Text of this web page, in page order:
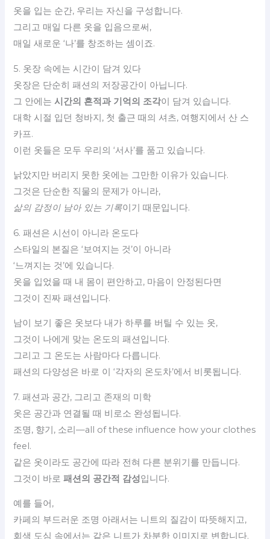
옷을 입는 순간, 우리는 자신을 구성합니다.
그리고 매일 다른 옷을 입음으로써,
매일 새로운 ‘나’를 창조하는 셈이죠.
5. 옷장 속에는 시간이 담겨 있다
옷장은 단순히 패션의 저장공간이 아닙니다.
그 안에는시간의 흔적과 기억의 조각이 담겨 있습니다.
대학 시절 입던 청바지, 첫 출근 때의 셔츠, 여행지에서 산 스
카프.
이런 옷들은 모두 우리의 ‘서사’를 품고 있습니다.
낡았지만 버리지 못한 옷에는 그만한 이유가 있습니다.
그것은 단순한 직물의 문제가 아니라,
삶의 감정이 남아 있는 기록이기 때문입니다.
6. 패션은 시선이 아니라 온도다
스타일의 본질은 ‘보여지는 것’이 아니라
‘느껴지는 것’에 있습니다.
옷을 입었을 때 내 몸이 편안하고, 마음이 안정된다면
그것이 진짜 패션입니다.
남이 보기 좋은 옷보다 내가 하루를 버틸 수 있는 옷,
그것이 나에게 맞는 온도의 패션입니다.
그리고 그 온도는 사람마다 다릅니다.
패션의 다양성은 바로 이 ‘각자의 온도차’에서 비롯됩니다.
7. 패션과 공간, 그리고 존재의 미학
옷은 공간과 연결될 때 비로소 완성됩니다.
조명, 향기, 소리—all of these influence how your clothes
feel.
같은 옷이라도 공간에 따라 전혀 다른 분위기를 만듭니다.
그것이 바로패션의 공간적 감성입니다.
예를 들어,
카페의 부드러운 조명 아래서는 니트의 질감이 따뜻해지고,
회색 도심 속에서는 같은 니트가 차분한 이미지로 변합니다.